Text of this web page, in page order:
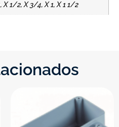
X 1/2, X 3/4, X 1, X 1 1/2